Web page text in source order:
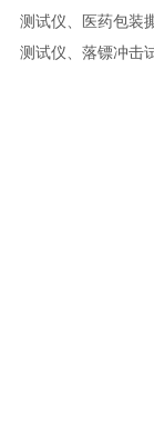
测试仪、医药包装
测试仪、落镖冲击